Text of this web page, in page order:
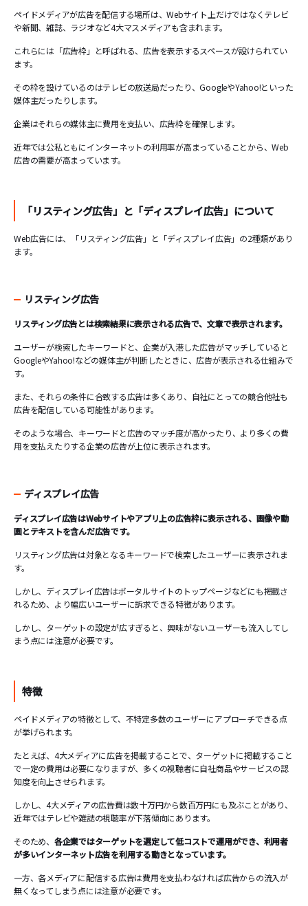
ペイドメディアが広告を配信する場所は、Webサイト上だけではなくテレビ
や新聞、雑誌、ラジオなど4大マスメディアも含まれます。
これらには「広告枠」と呼ばれる、広告を表示するスペースが設けられてい
ます。
その枠を設けているのはテレビの放送局だったり、GoogleやYahoo!といった
媒体主だったりします。
企業はそれらの媒体主に費用を支払い、広告枠を確保します。
近年では公私ともにインターネットの利用率が高まっていることから、Web
広告の需要が高まっています。
「リスティング広告」と「ディスプレイ広告」について
Web広告には、「リスティング広告」と「ディスプレイ広告」の2種類があり
ます。
リスティング広告
リスティング広告とは検索結果に表示される広告で、文章で表示されます。
ユーザーが検索したキーワードと、企業が入港した広告がマッチしていると
GoogleやYahoo!などの媒体主が判断したときに、広告が表示される仕組みで
す。
また、それらの条件に合致する広告は多くあり、自社にとっての競合他社も
広告を配信している可能性があります。
そのような場合、キーワードと広告のマッチ度が高かったり、より多くの費
用を支払えたりする企業の広告が上位に表示されます。
ディスプレイ広告
ディスプレイ広告はWebサイトやアプリ上の広告枠に表示される、画像や動
画とテキストを含んだ広告です。
リスティング広告は対象となるキーワードで検索したユーザーに表示されま
す。
しかし、ディスプレイ広告はポータルサイトのトップページなどにも掲載さ
れるため、より幅広いユーザーに訴求できる特徴があります。
しかし、ターゲットの設定が広すぎると、興味がないユーザーも流入してし
まう点には注意が必要です。
特徴
ペイドメディアの特徴として、不特定多数のユーザーにアプローチできる点
が挙げられます。
たとえば、4大メディアに広告を掲載することで、ターゲットに掲載すること
で一定の費用は必要になりますが、多くの視聴者に自社商品やサービスの認
知度を向上させられます。
しかし、4大メディアの広告費は数十万円から数百万円にも及ぶことがあり、
近年ではテレビや雑誌の視聴率が下落傾向にあります。
そのため、 各企業ではターゲットを選定して低コストで運用ができ、利用者
が多いインターネット広告を利用する動きとなっています。
一方、各メディアに配信する広告は費用を支払わなければ広告からの流入が
無くなってしまう点には注意が必要です。